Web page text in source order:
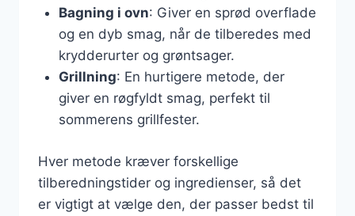
Bagning i ovn: Giver en sprød overflade
og en dyb smag, når de tilberedes med
krydderurter og grøntsager.
Grillning: En hurtigere metode, der
giver en røgfyldt smag, perfekt til
sommerens grillfester.
Hver metode kræver forskellige
tilberedningstider og ingredienser, så det
er vigtigt at vælge den, der passer bedst til